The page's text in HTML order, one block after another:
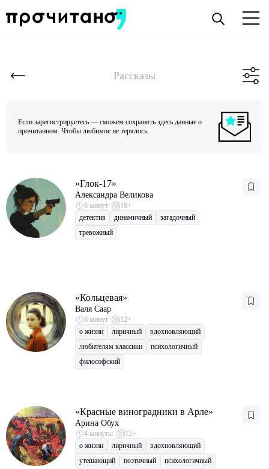
Рассказы
Если зарегистрируетесь — сможем сохранять здесь данные о
прочитанном. Чтобы любимое не терялось.
«Глок-17»
Александра Великова
6 минут
16+
детектив
динамичный
загадочный
тревожный
«Кольцевая»
Валя Саар
6 минут
12+
о жизни
лиричный
вдохновляющий
любителям классики
психологичный
философский
«Красные виноградники в Арле»
Арина Обух
4 минуты
12+
о жизни
лиричный
вдохновляющий
утешающий
поэтичный психологичный